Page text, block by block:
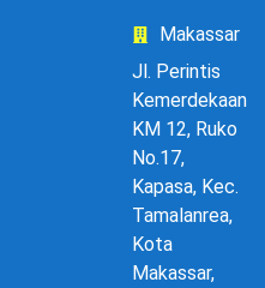
Makassar
Jl. Perintis
Kemerdekaan
KM 12, Ruko
No.17,
Kapasa, Kec.
Tamalanrea,
Kota
Makassar,